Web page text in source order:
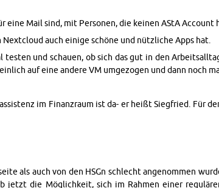
eine Mail sind, mit Per­so­nen, die keinen AStA Ac­count
auch einige schöne und nützliche Apps hat.
und schauen, ob sich das gut in den
auf eine an­dere VM umge­zo­gen und dann noch
im Fi­nanzraum ist da- er heißt Siegfried. Für
als auch von den HSGn schlecht angenom­men
jetzt die Möglichkeit, sich im Rah­men einer